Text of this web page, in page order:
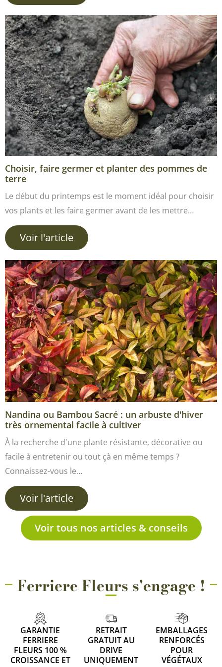
Choisir, faire germer et planter des pommes de
terre
Le début du printemps est le moment idéal pour choisir
vos plants et les faire germer avant de les mettre…
Voir l'article
Nandina ou Bambou Sacré : un arbuste d'hiver
très ornemental facile à cultiver
À la recherche d'une plante résistante, décorative ou
facile à entretenir ou tout çà en même temps ?
Connaissez-vous le…
Voir l'article
Voir tous nos articles & conseils
Ferriere Fleurs s'engage !
GARANTIE
FERRIERE
FLEURS 100 %
CROISSANCE ET
RETRAIT
GRATUIT AU
DRIVE
UNIQUEMENT
EMBALLAGES
RENFORCÉS
POUR
VÉGÉTAUX